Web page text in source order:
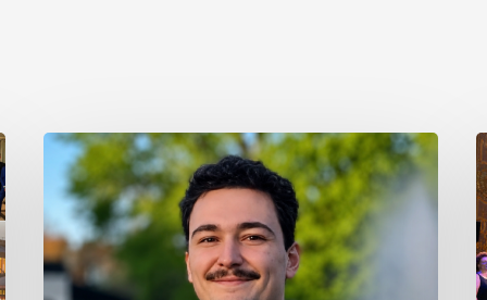
Félicitations
lauréat
du
Prix
de